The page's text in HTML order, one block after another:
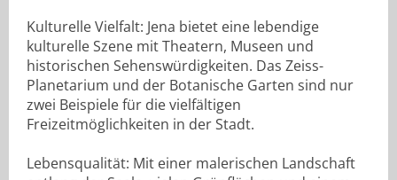
Kulturelle Vielfalt: Jena bietet eine lebendige
kulturelle Szene mit Theatern, Museen und
historischen Sehenswürdigkeiten. Das Zeiss-
Planetarium und der Botanische Garten sind nur
zwei Beispiele für die vielfältigen
Freizeitmöglichkeiten in der Stadt.
Lebensqualität: Mit einer malerischen Landschaft